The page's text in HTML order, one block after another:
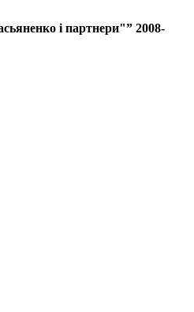
і партнери"” 2008-